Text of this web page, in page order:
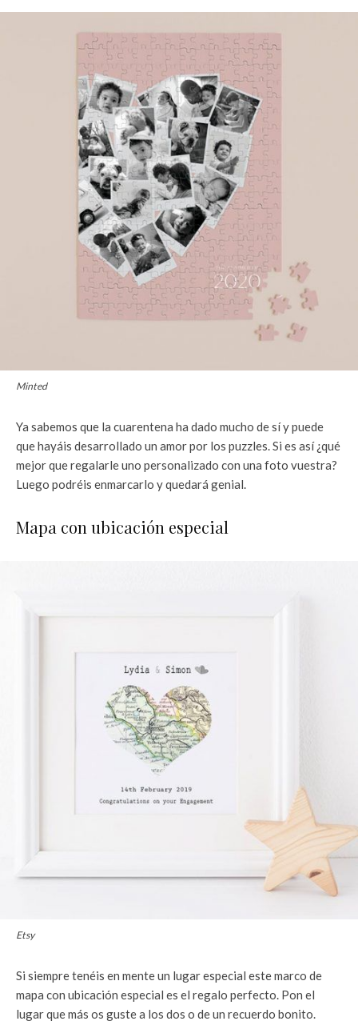
Minted
Ya sabemos que la cuarentena ha dado mucho de sí y puede
que hayáis desarrollado un amor por los puzzles. Si es así ¿qué
mejor que regalarle uno personalizado con una foto vuestra?
Luego podréis enmarcarlo y quedará genial.
Mapa con ubicación especial
Etsy
Si siempre tenéis en mente un lugar especial este marco de
mapa con ubicación especial es el regalo perfecto. Pon el
lugar que más os guste a los dos o de un recuerdo bonito.